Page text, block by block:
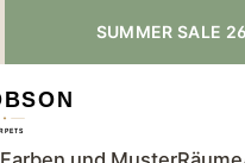
SUMMER SALE